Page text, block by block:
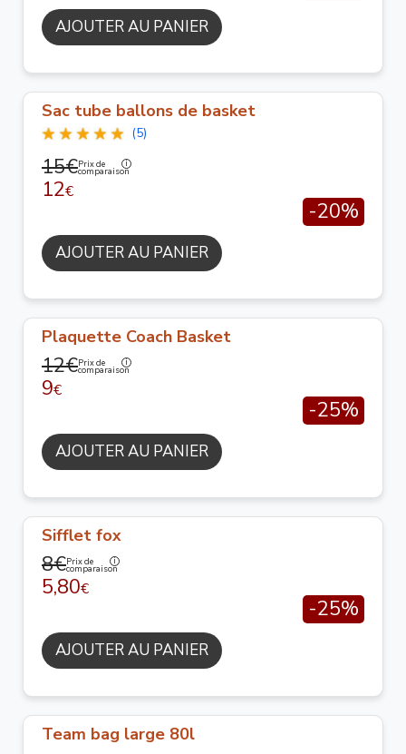
AJOUTER AU PANIER
Sac tube ballons de basket
(5)
15€Prix de
comparaison
12€
-20%
AJOUTER AU PANIER
Plaquette Coach Basket
12€Prix de
comparaison
9€
-25%
AJOUTER AU PANIER
Sifflet fox
8€Prix de
comparaison
5,80€
-25%
AJOUTER AU PANIER
Team bag large 80l